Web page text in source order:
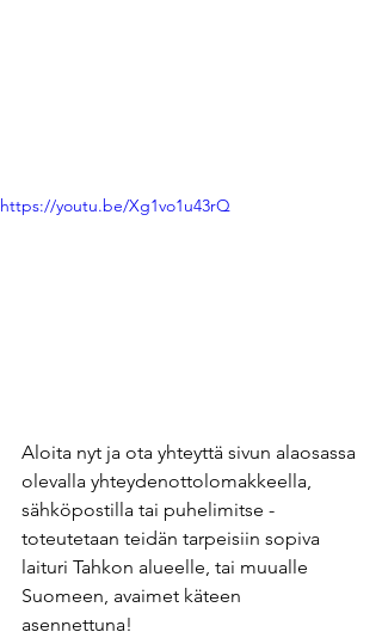
https://youtu.be/Xg1vo1u43rQ
Aloita nyt ja ota yhteyttä sivun alaosassa
olevalla yhteydenottolomakkeella,
sähköpostilla tai puhelimitse -
toteutetaan teidän tarpeisiin sopiva
laituri Tahkon alueelle, tai muualle
Suomeen, avaimet käteen
asennettuna!